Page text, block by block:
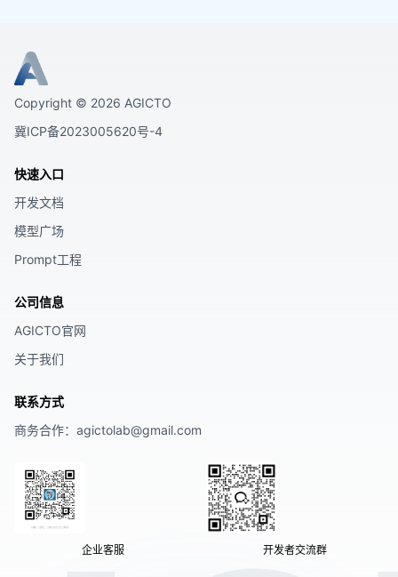
Copyright © 2026 AGICTO
冀ICP备2023005620号-4
快速入口
开发文档
模型广场
Prompt工程
公司信息
AGICTO官网
关于我们
联系方式
商务合作：agictolab@gmail.com
企业客服 开发者交流群